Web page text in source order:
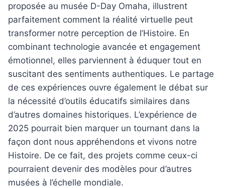
proposée au musée D-Day Omaha, illustrent
parfaitement comment la réalité virtuelle peut
transformer notre perception de l’Histoire. En
combinant technologie avancée et engagement
émotionnel, elles parviennent à éduquer tout en
suscitant des sentiments authentiques. Le partage
de ces expériences ouvre également le débat sur
la nécessité d’outils éducatifs similaires dans
d’autres domaines historiques. L’expérience de
2025 pourrait bien marquer un tournant dans la
façon dont nous appréhendons et vivons notre
Histoire. De ce fait, des projets comme ceux-ci
pourraient devenir des modèles pour d’autres
musées à l’échelle mondiale.